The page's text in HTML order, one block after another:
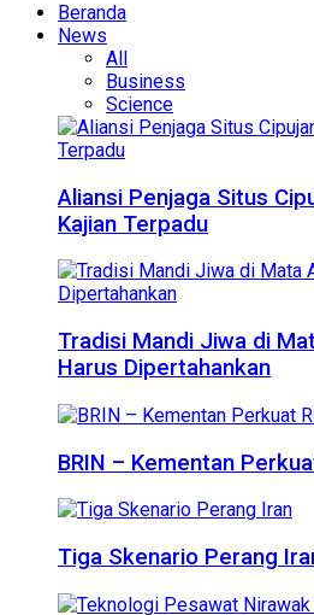
Beranda
News
All
Business
Science
Aliansi Penjaga Situs
Kajian Terpadu
Tradisi Mandi Jiwa di
Harus Dipertahankan
BRIN – Kementan
Tiga Skenario Perang